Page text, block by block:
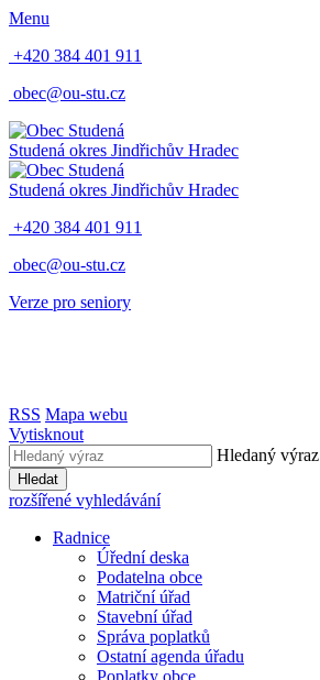
Menu
+420 384 401 911
obec@ou-stu.cz
Studená okres Jindřichův Hradec
Studená okres Jindřichův Hradec
+420 384 401 911
obec@ou-stu.cz
Verze pro seniory
RSS Mapa webu
Vytisknout
Hledaný výraz
Hledat
rozšířené vyhledávání
Radnice
Úřední deska
Podatelna obce
Matriční úřad
Stavební úřad
Správa poplatků
Ostatní agenda úřadu
Poplatky obce